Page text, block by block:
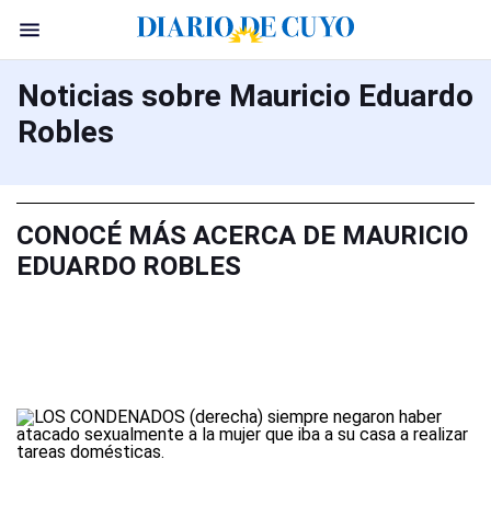
Noticias sobre Mauricio Eduardo
Robles
CONOCÉ MÁS ACERCA DE MAURICIO
EDUARDO ROBLES